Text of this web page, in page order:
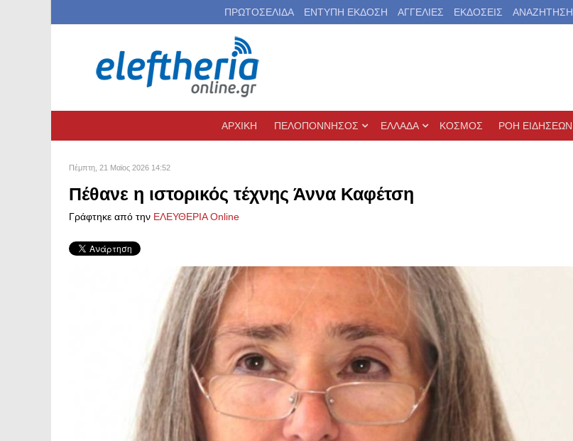
ΠΡΩΤΟΣΕΛΙΔΑ ΕΝΤΥΠΗ ΕΚΔΟΣΗ ΑΓΓΕΛΙΕΣ ΕΚΔΟΣΕΙΣ ΑΝΑΖΗΤΗΣΗ
ΑΡΧΙΚΗ ΠΕΛΟΠΟΝΝΗΣΟΣ ΕΛΛΑΔΑ ΚΟΣΜΟΣ ΡΟΗ ΕΙΔΗΣΕΩΝ
Πέμπτη, 21 Μαϊος 2026 14:52
Πέθανε η ιστορικός τέχνης Άννα Καφέτση
Γράφτηκε από την ΕΛΕΥΘΕΡΙΑ Online